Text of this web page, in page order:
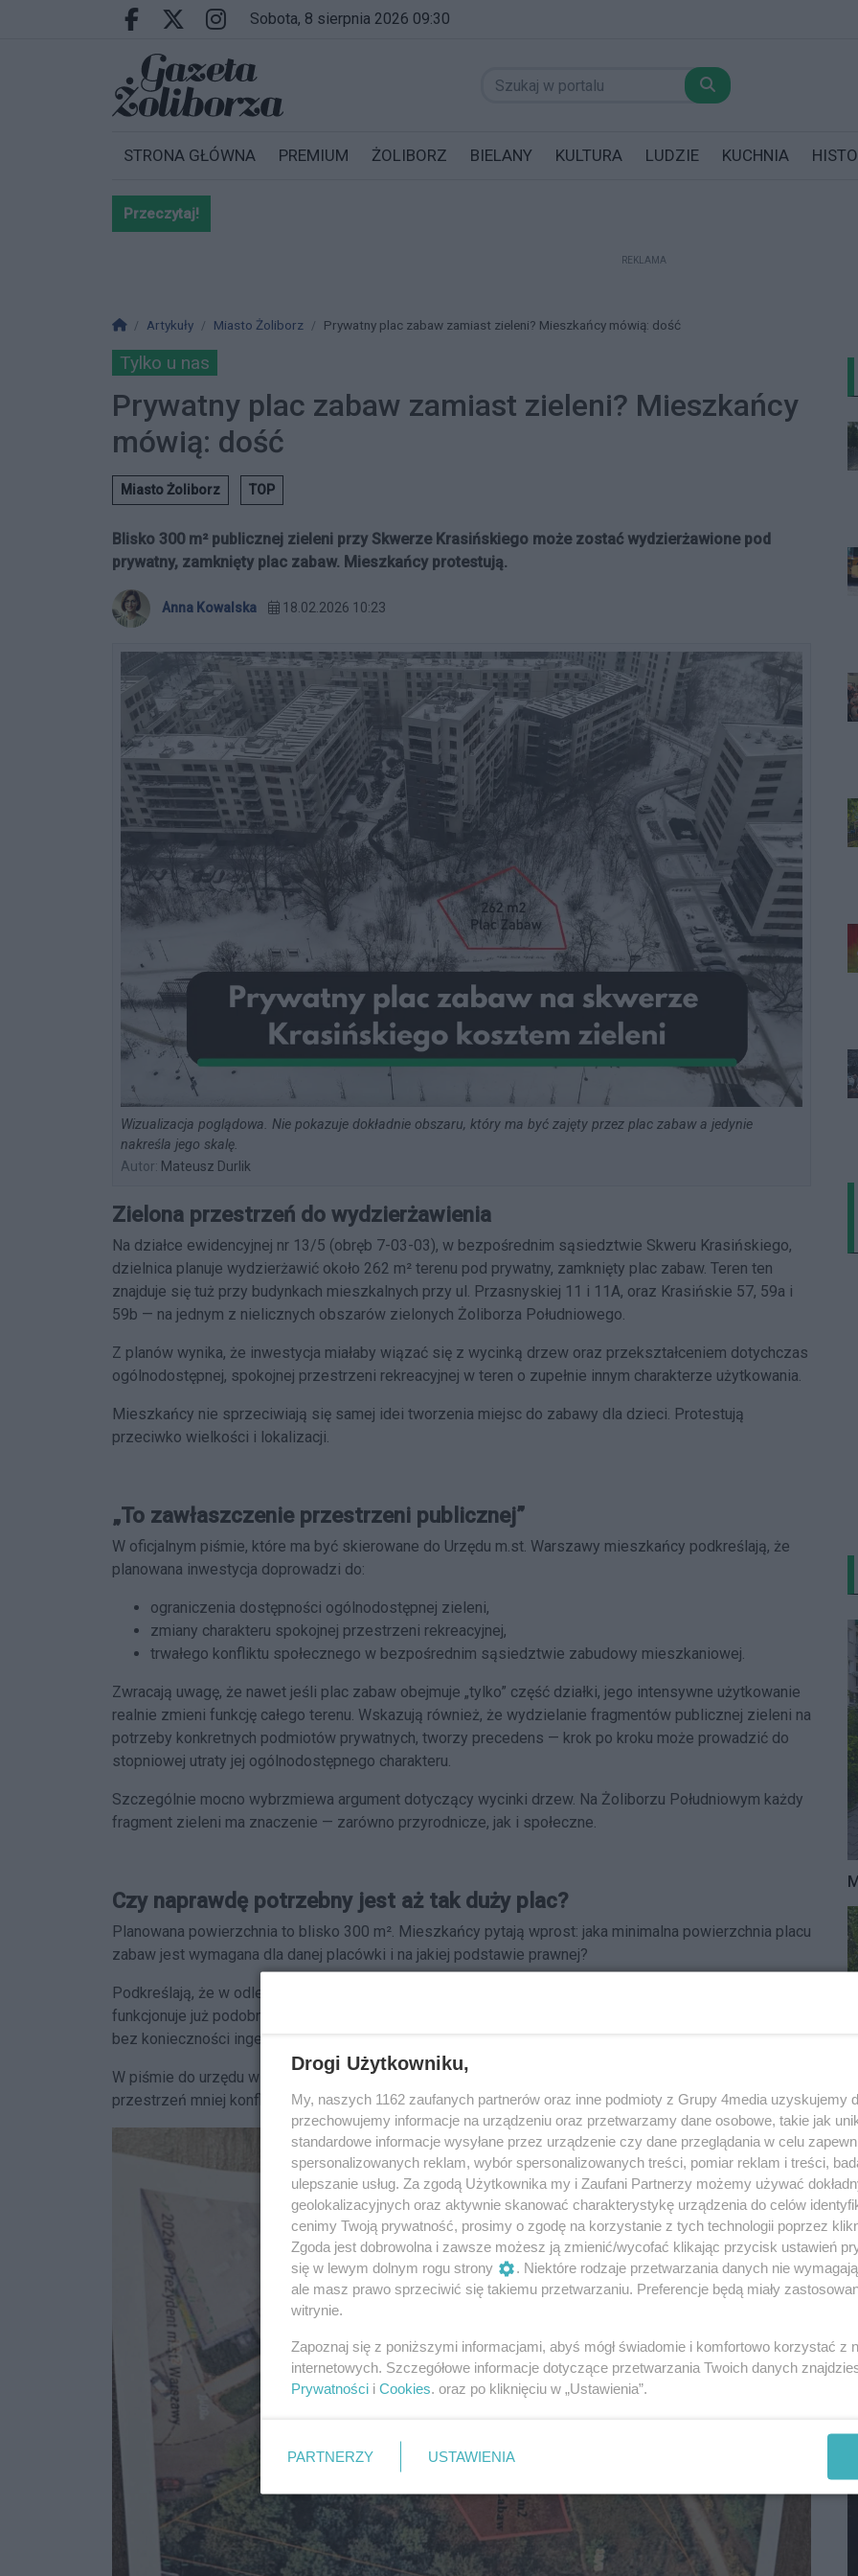
Przejdź do głównych treści
Przejdź do wyszukiwarki
Przejdź do głównego menu
Facebook.com
X.comInstagram.com
sobota, 8 sierpnia 2026 09:30
STRONA GŁÓWNA PREMIUM ŻOLIBORZ BIELANY KULTURA LUDZIE KUCHNIA
Przeczytaj!
REKLAMA
Strona główna
Artykuły Miasto Żoliborz Prywatny plac zabaw zamiast zieleni? Mieszkańcy mówią: dość
Tylko u nas
Prywatny plac zabaw zamiast zieleni? Mieszkańcy
mówią: dość
Miasto Żoliborz TOP
Blisko 300 m² publicznej zieleni przy Skwerze Krasińskiego może zostać wydzierżawione pod
prywatny, zamknięty plac zabaw. Mieszkańcy protestują.
Anna Kowalska 18.02.2026 10:23
Wizualizacja poglądowa. Nie pokazuje dokładnie obszaru, który ma być zajęty przez plac zabaw a jedynie
nakreśla jego skalę.
Autor: Mateusz Durlik
Zielona przestrzeń do wydzierżawienia
Na działce ewidencyjnej nr 13/5 (obręb 7-03-03), w bezpośrednim sąsiedztwie Skweru Krasińskiego,
dzielnica planuje wydzierżawić około 262 m² terenu pod prywatny, zamknięty plac zabaw. Teren ten
znajduje się tuż przy budynkach mieszkalnych przy ul. Przasnyskiej 11 i 11A, oraz Krasińskie 57, 59a i
59b — na jednym z nielicznych obszarów zielonych Żoliborza Południowego.
Z planów wynika, że inwestycja miałaby wiązać się z wycinką drzew oraz przekształceniem dotychczas
ogólnodostępnej, spokojnej przestrzeni rekreacyjnej w teren o zupełnie innym charakterze użytkowania.
Mieszkańcy nie sprzeciwiają się samej idei tworzenia miejsc do zabawy dla dzieci. Protestują
przeciwko wielkości i lokalizacji.
„To zawłaszczenie przestrzeni publicznej”
W oficjalnym piśmie, które ma być skierowane do Urzędu m.st. Warszawy mieszkańcy podkreślają, że
planowana inwestycja doprowadzi do:
ograniczenia dostępności ogólnodostępnej zieleni,
zmiany charakteru spokojnej przestrzeni rekreacyjnej,
trwałego konfliktu społecznego w bezpośrednim sąsiedztwie zabudowy mieszkaniowej.
Zwracają uwagę, że nawet jeśli plac zabaw obejmuje „tylko” część działki, jego intensywne użytkowanie
realnie zmieni funkcję całego terenu. Wskazują również, że wydzielanie fragmentów publicznej zieleni na
potrzeby konkretnych podmiotów prywatnych, tworzy precedens — krok po kroku może prowadzić do
stopniowej utraty jej ogólnodostępnego charakteru.
Szczególnie mocno wybrzmiewa argument dotyczący wycinki drzew. Na Żoliborzu Południowym każdy
fragment zieleni ma znaczenie — zarówno przyrodnicze, jak i społeczne.
Czy naprawdę potrzebny jest aż tak duży plac?
Planowana powierzchnia to blisko 300 m². Mieszkańcy pytają wprost: jaka minimalna powierzchnia placu
zabaw jest wymagana dla danej placówki i na jakiej podstawie prawnej?
Podkreślają, że w odległości zaledwie kilkuset metrów — po przeciwnej stronie ul. Krasińskiego —
funkcjonuje już podobny plac zabaw. Ich zdaniem możliwe byłoby jego wykorzystanie lub rozbudowa,
bez konieczności ingerencji w kolejny fragment zieleni.
W piśmie do urzędu wskazano również alternatywną lokalizację w rejonie prokuratury rejonowej — jako
przestrzeń mniej konfliktową i funkcjonalnie bardziej odpowiednią.
Drogi Użytkowniku,
My, naszych 1162 zaufanych partnerów oraz inne podmioty z Grupy 4media uzyskujemy
przechowujemy informacje na urządzeniu oraz przetwarzamy dane osobowe, takie jak
standardowe informacje wysyłane przez urządzenie czy dane przeglądania w celu
spersonalizowanych reklam, wybór spersonalizowanych treści, pomiar reklam i treści,
ulepszanie usług. Za zgodą Użytkownika my i Zaufani Partnerzy możemy używać
geolokalizacyjnych oraz aktywnie skanować charakterystykę urządzenia do celów
cenimy Twoją prywatność, prosimy o zgodę na korzystanie z tych technologii poprzez
Zgoda jest dobrowolna i zawsze możesz ją zmienić/wycofać klikając przycisk ustawień
się w lewym dolnym rogu strony
. Niektóre rodzaje przetwarzania danych nie
ale masz prawo sprzeciwić się takiemu przetwarzaniu. Preferencje będą miały
witrynie.
Zapoznaj się z poniższymi informacjami, abyś mógł świadomie i komfortowo korzystać z
internetowych. Szczegółowe informacje dotyczące przetwarzania Twoich danych
Prywatności i Cookies. oraz po kliknięciu w „Ustawienia”.
PARTNERZY USTAWIENIA